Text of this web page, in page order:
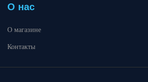
О нас
О магазине
Контакты